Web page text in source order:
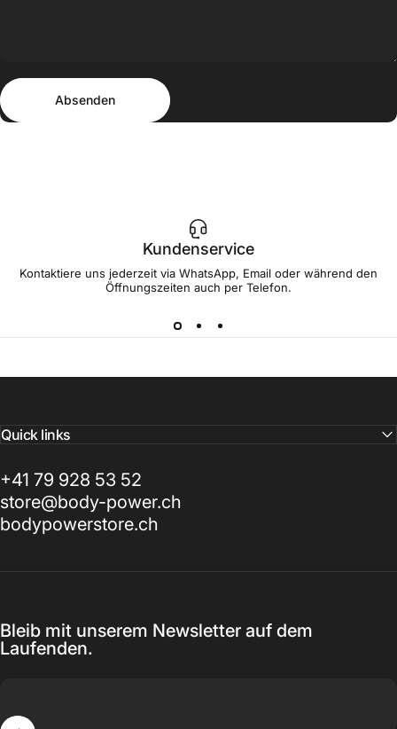
Absenden
Absenden
Kundenservice
Kontaktiere uns jederzeit via WhatsApp, Email oder während den
Öffnungszeiten auch per Telefon.
Quick links
+41 79 928 53 52
store@body-power.ch
bodypowerstore.ch
Bleib mit unserem Newsletter auf dem
Laufenden.